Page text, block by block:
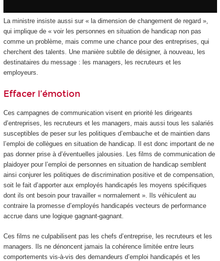
La ministre insiste aussi sur « la dimension de changement de regard »,
qui implique de « voir les personnes en situation de handicap non pas
comme un problème, mais comme une chance pour des entreprises, qui
cherchent des talents. Une manière subtile de désigner, à nouveau, les
destinataires du message : les managers, les recruteurs et les
employeurs.
Effacer l’émotion
Ces campagnes de communication visent en priorité les dirigeants
d’entreprises, les recruteurs et les managers, mais aussi tous les salariés
susceptibles de peser sur les politiques d’embauche et de maintien dans
l’emploi de collègues en situation de handicap. Il est donc important de ne
pas donner prise à d’éventuelles jalousies. Les films de communication de
plaidoyer pour l’emploi de personnes en situation de handicap semblent
ainsi conjurer les politiques de discrimination positive et de compensation,
soit le fait d’apporter aux employés handicapés les moyens spécifiques
dont ils ont besoin pour travailler « normalement ». Ils véhiculent au
contraire la promesse d’employés handicapés vecteurs de performance
accrue dans une logique gagnant-gagnant.
Ces films ne culpabilisent pas les chefs d’entreprise, les recruteurs et les
managers. Ils ne dénoncent jamais la cohérence limitée entre leurs
comportements vis-à-vis des demandeurs d’emploi handicapés et les